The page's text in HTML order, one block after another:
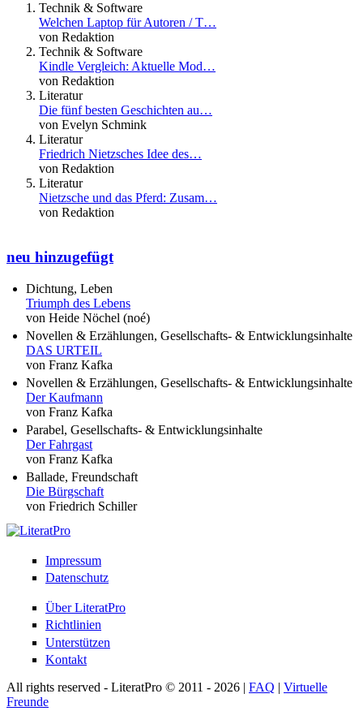
Technik & Software
Welchen Laptop für Autoren / T…
von Redaktion
Technik & Software
Kindle Vergleich: Aktuelle Mod…
von Redaktion
Literatur
Die fünf besten Geschichten au…
von Evelyn Schmink
Literatur
Friedrich Nietzsches Idee des…
von Redaktion
Literatur
Nietzsche und das Pferd: Zusam…
von Redaktion
neu hinzugefügt
Dichtung, Leben
Triumph des Lebens
von Heide Nöchel (noé)
Novellen & Erzählungen, Gesellschafts- & Entwicklungsinhalte
DAS URTEIL
von Franz Kafka
Novellen & Erzählungen, Gesellschafts- & Entwicklungsinhalte
Der Kaufmann
von Franz Kafka
Parabel, Gesellschafts- & Entwicklungsinhalte
Der Fahrgast
von Franz Kafka
Ballade, Freundschaft
Die Bürgschaft
von Friedrich Schiller
Impressum
Datenschutz
Über LiteratPro
Richtlinien
Unterstützen
Kontakt
All rights reserved - LiteratPro © 2011 - 2026 | FAQ | Virtuelle
Freunde